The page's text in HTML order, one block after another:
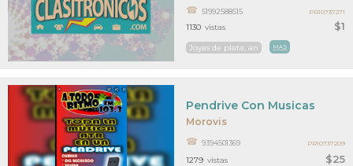
$1
51992588515
Joyas de plata, an MAS
1130 vistas
PR10737271
Morovis
$25
Pendrive Con Musicas
9394501369
1279 vistas
PR10737209